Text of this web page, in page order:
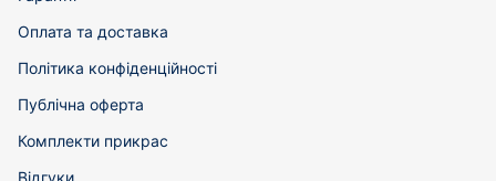
Оплата та доставка
Політика конфіденційності
Публічна оферта
Комплекти прикрас
Відгуки